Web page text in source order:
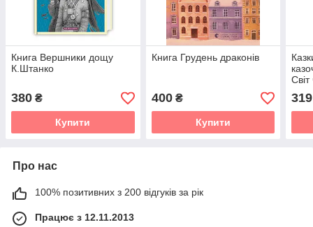
Книга Вершники дощу
К.Штанко
380 ₴
Купити
Книга Грудень драконів
400₴
Купити
Світ
319
Про нас
100% позитивних з 200 відгуків за рік
Працює з 12.11.2013